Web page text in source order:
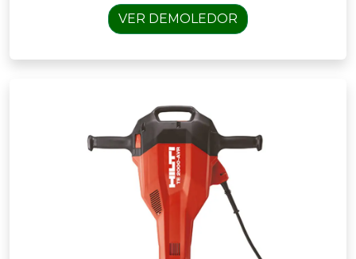
VER DEMOLEDOR